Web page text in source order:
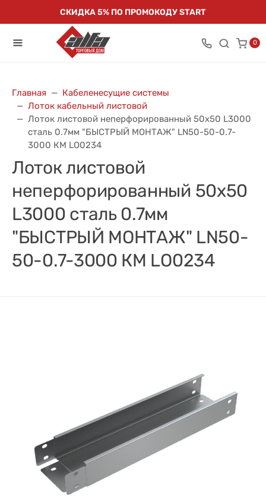
СКИДКА 5% ПО ПРОМОКОДУ START
0
Главная
Кабеленесущие системы
Лоток кабельный листовой
Лоток листовой неперфорированный 50х50 L3000
сталь 0.7мм "БЫСТРЫЙ МОНТАЖ" LN50-50-0.7-
3000 КМ LO0234
Лоток листовой
неперфорированный 50х50
L3000 сталь 0.7мм
"БЫСТРЫЙ МОНТАЖ" LN50-
50-0.7-3000 КМ LO0234